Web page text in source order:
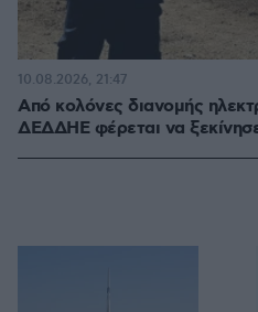
Από κολόνες διανομής
ΔΕΔΔΗΕ φέρεται να
10.08.2026, 21:47